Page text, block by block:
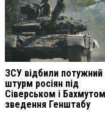
ЗСУ відбили потужний
штурм росіян під
Сіверськом і
зведення Генштабу